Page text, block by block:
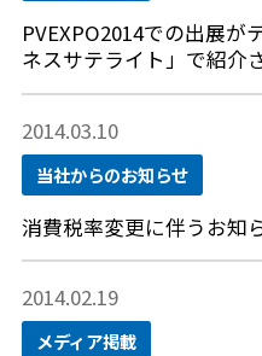
PVEXPO2014での出展が
ネスサテライト」で紹介
2014.03.10
当社からのお知らせ
消費税率変更に伴うお知
2014.02.19
メディア掲載